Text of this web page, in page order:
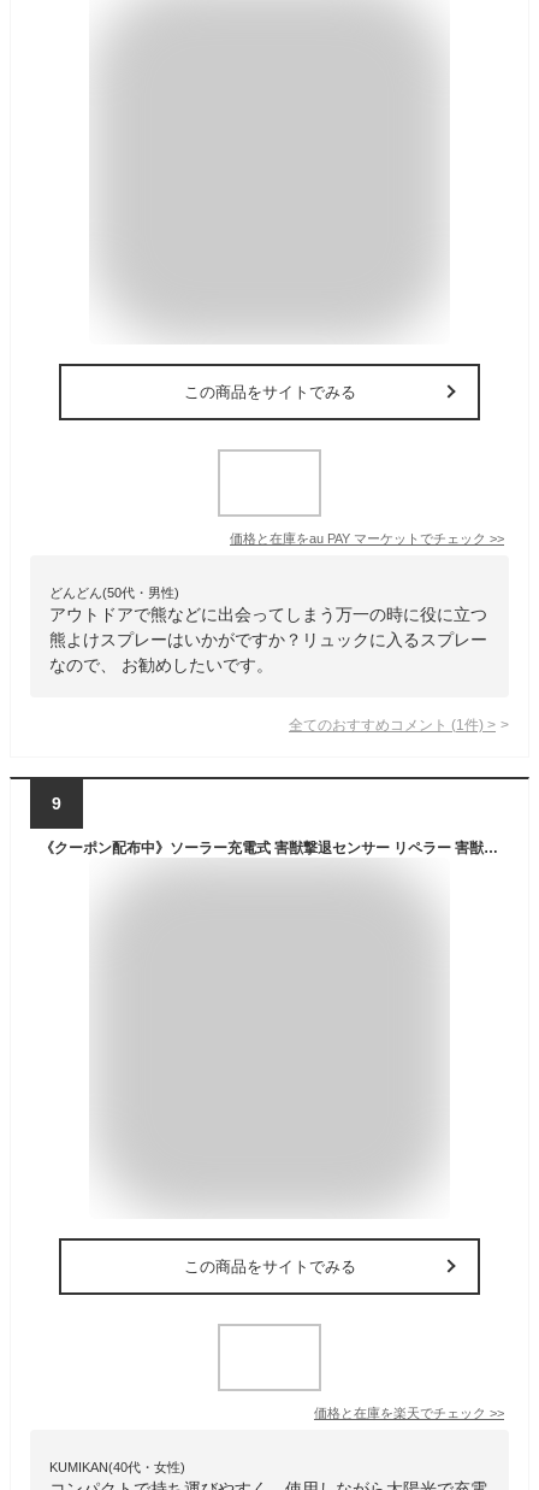
この商品をサイトでみる
価格と在庫をau PAY マーケット でチェック >>
どんどん(50代・男性)
アウトドアで熊などに出会ってしまう万一の時に役に立つ
熊よけスプレーはいかがですか？リュックに入るスプレー
なので、 お勧めしたいです。
全てのおすすめコメント (1 件) >
9
《クーポン配布中》ソーラー充電式 害獣撃退センサー リペラー 害獣 鳥獣 撃退 駆除 退治 対策 作物被害 フン 騒音対策 超音波 警告音 LEDライト ガーデニング 庭 畑 アウトドア キャンプ ネズミ ハト タヌキ 犬 キツネ テン 猫 アライグマ アナグマ スカンク コウモリ 鳥
この商品をサイトでみる
価格と在庫を楽天でチェック >>
KUMIKAN(40代・女性)